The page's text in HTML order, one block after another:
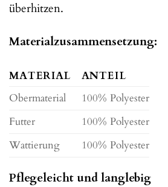
überhitzen.
Materialzusammensetzung:
MATERIAL
ANTEIL
Obermaterial
100% Polyester
Futter
100% Polyester
Wattierung
100% Polyester
Pflegeleicht und langlebig